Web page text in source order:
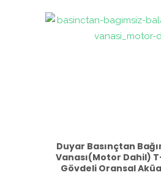
Duyar Basınçtan
Vanası(Motor Dahil)
Gövdeli Oransal